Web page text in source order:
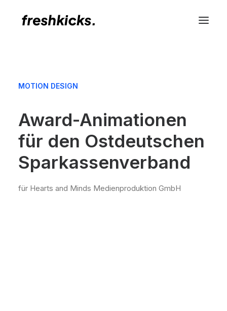
MOTION DESIGN
Award-Animationen
für den Ostdeutschen
Sparkassenverband
für Hearts and Minds Medienproduktion GmbH